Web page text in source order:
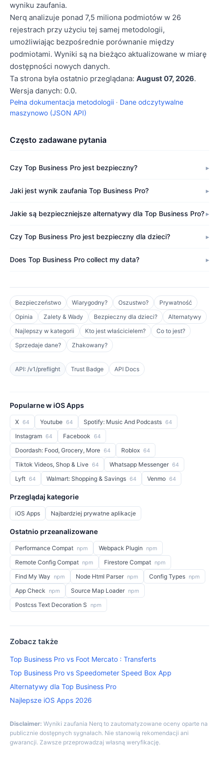
wyniku zaufania.
Nerq analizuje ponad 7,5 miliona podmiotów w 26
rejestrach przy użyciu tej samej metodologii,
umożliwiając bezpośrednie porównanie między
podmiotami. Wyniki są na bieżąco aktualizowane w miarę
dostępności nowych danych.
Ta strona była ostatnio przeglądana: August 07, 2026.
Wersja danych: 0.0.
Pełna dokumentacja metodologii · Dane odczytywalne
maszynowo (JSON API)
Często zadawane pytania
Czy Top Business Pro jest bezpieczny?
Jaki jest wynik zaufania Top Business Pro?
Jakie są bezpieczniejsze alternatywy dla Top Business Pro?
Czy Top Business Pro jest bezpieczny dla dzieci?
Does Top Business Pro collect my data?
Bezpieczeństwo Wiarygodny? Oszustwo?
Prywatność
Opinia
Zalety & Wady Bezpieczny dla dzieci?
Alternatywy
Najlepszy w kategorii
Kto jest właścicielem?
Co to jest?
Sprzedaje dane?
Zhakowany?
API: /v1/preflight Trust Badge API Docs
Popularne w iOS Apps
X 64 Youtube 64 Spotify: Music And Podcasts 64
Instagram 64 Facebook 64
Doordash: Food, Grocery, More 64 Roblox 64
Tiktok Videos, Shop & Live 64 Whatsapp Messenger 64
Lyft 64 Walmart: Shopping & Savings 64 Venmo 64
Przeglądaj kategorie
iOS Apps Najbardziej prywatne aplikacje
Ostatnio przeanalizowane
Performance Compat npm Webpack Plugin npm
Remote Config Compat npm Firestore Compat npm
Find My Way npm Node Html Parser npm Config Types npm
App Check npm Source Map Loader npm
Postcss Text Decoration S npm
Zobacz także
Top Business Pro vs Foot Mercato : Transferts
Top Business Pro vs Speedometer Speed Box App
Alternatywy dla Top Business Pro
Najlepsze iOS Apps 2026
Disclaimer: Wyniki zaufania Nerq to zautomatyzowane oceny oparte na
publicznie dostępnych sygnałach. Nie stanowią rekomendacji ani
gwarancji. Zawsze przeprowadzaj własną weryfikację.